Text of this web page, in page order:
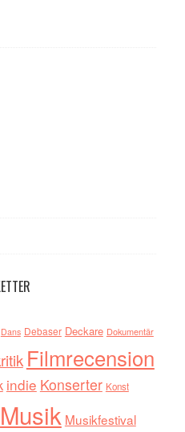
Dans Debaser Deckare Dokumentär
Filmrecension
indie Konserter Konst
Musik Musikfestival